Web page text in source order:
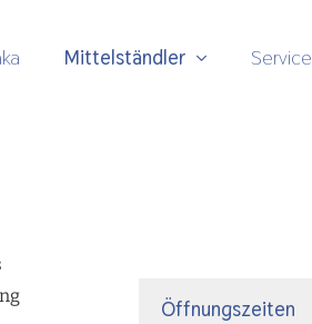
Mittelständler Service
Öffnungszeiten